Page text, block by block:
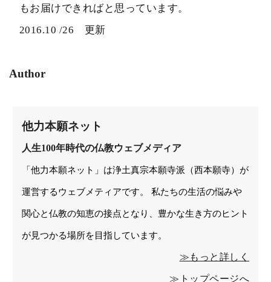
もお届けできればと思っています。
2016.10 /26 更新
Author
他力本願ネット
人生100年時代の仏教ウェブメディア
「他力本願ネット」は浄土真宗本願寺派（西本願寺）が
運営するウェブメティアです。 私たちの生活の悩みや
関心と仏教の知恵の接点となり、豊かな生き方のヒント
が見つかる場所を目指しています。
≫もっと詳しく
≫トップページへ